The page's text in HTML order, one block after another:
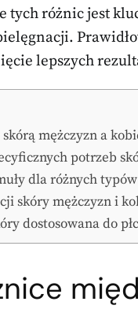
różnic jest
lepszych
mężczyzn a
potrzeb
dla różnych
skóry mężczyzn i
dostosowana do